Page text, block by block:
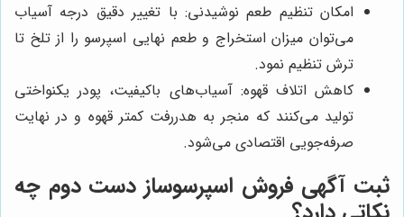
امکان تنظیم طعم نوشیدنی: با تغییر دقیق درجه آسیاب
می‌توان میزان استخراج و طعم نهایی اسپرسو را از تلخ تا
ترش تنظیم نمود.
کاهش اتلاف قهوه: آسیاب‌های باکیفیت، پودر یکنواختی
تولید می‌کنند که منجر به هدررفت کمتر قهوه و در نهایت
صرفه‌جویی اقتصادی می‌شود.
ثبت آگهی فروش اسپرسوساز دست دوم چه